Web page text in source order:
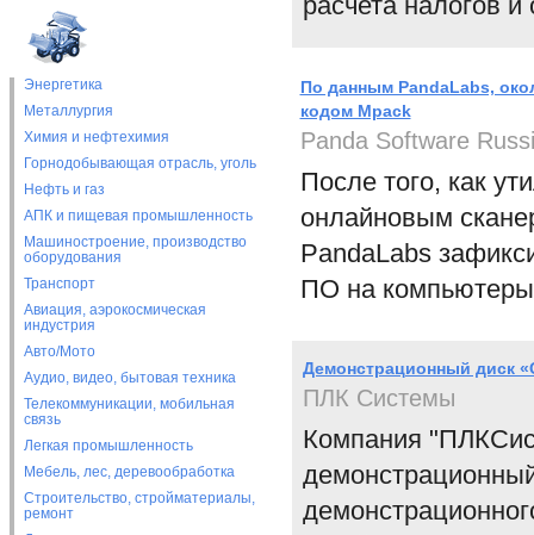
Энергетика
Металлургия
Химия и нефтехимия
Горнодобывающая отрасль, уголь
Нефть и газ
АПК и пищевая промышленность
Машиностроение, производство
оборудования
Транспорт
Авиация, аэрокосмическая
индустрия
Авто/Мото
Аудио, видео, бытовая техника
Телекоммуникации, мобильная
связь
Легкая промышленность
Мебель, лес, деревообработка
Строительство, стройматериалы,
ремонт
По данным PandaLabs,
кодом Mpack
Panda Software
После того, как
онлайновым
PandaLabs
ПО на компьютеры
Демонстрационный диск
ПЛК Системы
Компания